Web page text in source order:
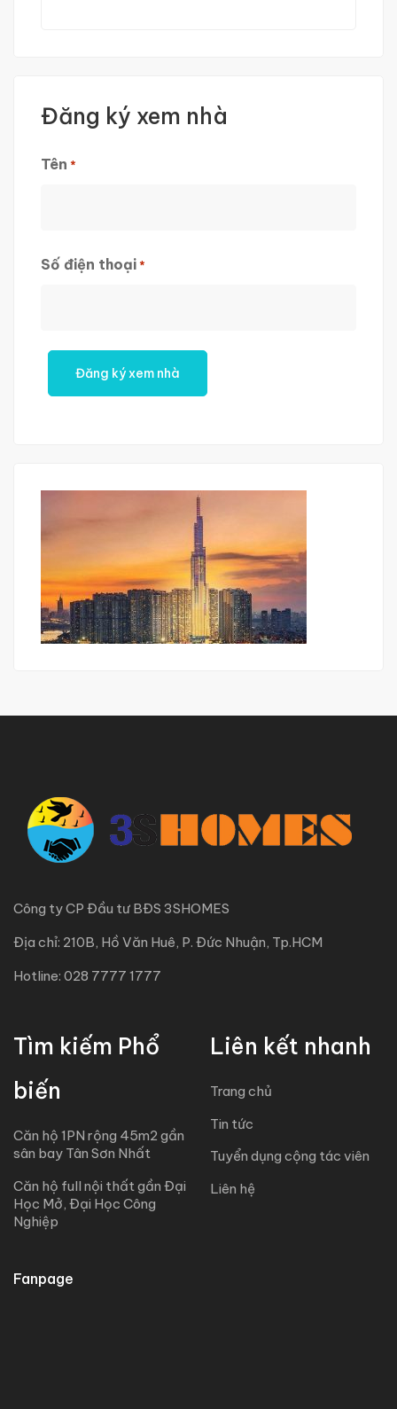
Đăng ký xem nhà
Tên *
Số điện thoại *
Công ty CP Đầu tư BĐS 3SHOMES
Địa chỉ: 210B, Hồ Văn Huê, P. Đức Nhuận, Tp.HCM
Hotline: 028 7777 1777
Tìm kiếm Phổ
biến
Căn hộ 1PN rộng 45m2 gần
sân bay Tân Sơn Nhất
Căn hộ full nội thất gần Đại
Học Mở, Đại Học Công
Nghiệp
Liên kết nhanh
Trang chủ
Tin tức
Tuyển dụng cộng tác viên
Liên hệ
Fanpage